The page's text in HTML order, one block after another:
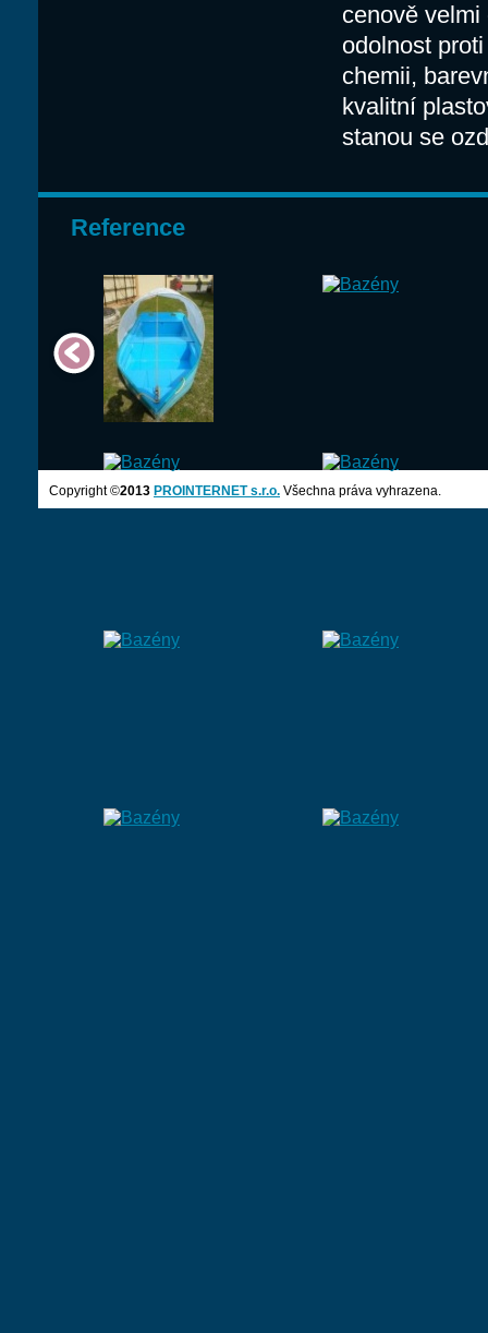
cenově
odolnost
chemii,
kvalitní
stanou se
Reference
Copyright ©2013 PROINTERNET s.r.o. Všechna práva vyhrazena.